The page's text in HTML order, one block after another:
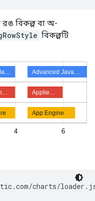
রঙ বিকল্প বা অ-
বিকল্পটি
charts/